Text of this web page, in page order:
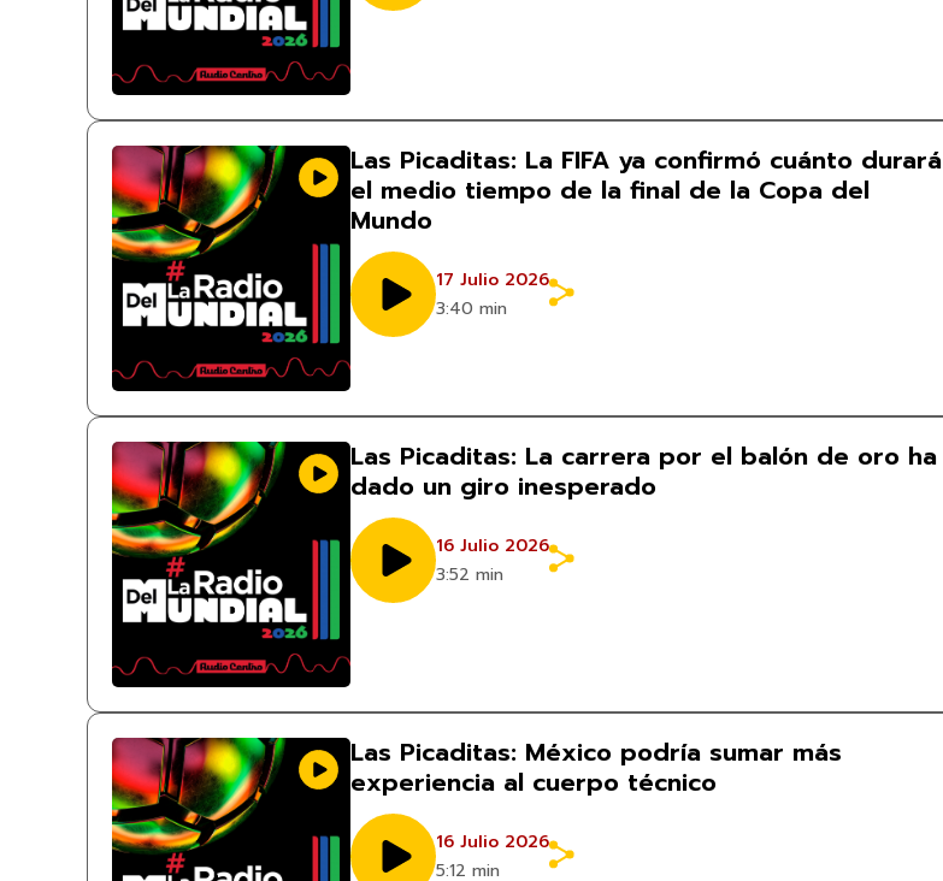
Las Picaditas: La FIFA ya confirmó cuánto durará
el medio tiempo de la final de la Copa del
Mundo
17 Julio 2026
3:40 min
Las Picaditas: La carrera por el balón de oro ha
dado un giro inesperado
16 Julio 2026
3:52 min
Las Picaditas: México podría sumar más
experiencia al cuerpo técnico
16 Julio 2026
5:12 min